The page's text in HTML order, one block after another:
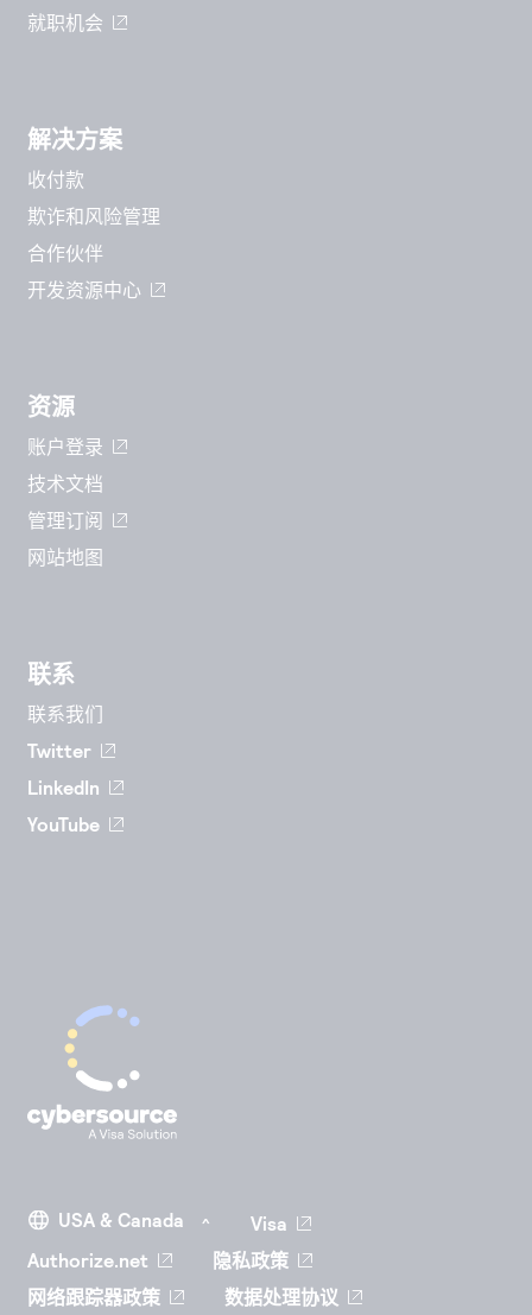
就职机会
解决方案
收付款
欺诈和风险管理
合作伙伴
开发资源中心
资源
账户登录
技术文档
管理订阅
网站地图
联系
联系我们
Twitter
LinkedIn
YouTube
Visa
Authorize.net
隐私政策
网络跟踪器政策
数据处理协议